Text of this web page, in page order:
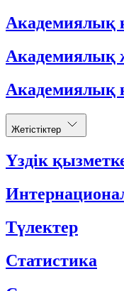
Академиялық
Академиялық
Академиялық
Жетістіктер
Үздік
Түлектер
Статистика